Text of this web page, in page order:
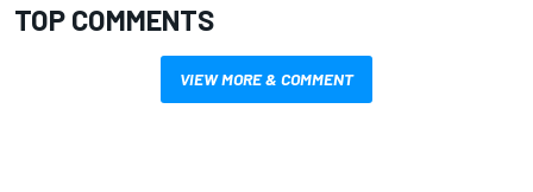
TOP COMMENTS
VIEW MORE & COMMENT